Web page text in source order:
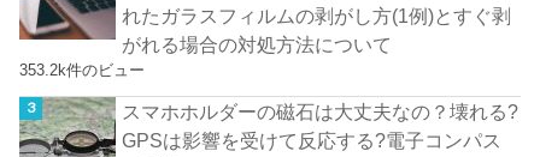
れたガラスフィルムの剥がし方(1例)とすぐ剥
がれる場合の対処方法について
353.2k件のビュー
スマホホルダーの磁石は大丈夫なの？壊れる?
GPSは影響を受けて反応する?電子コンパス